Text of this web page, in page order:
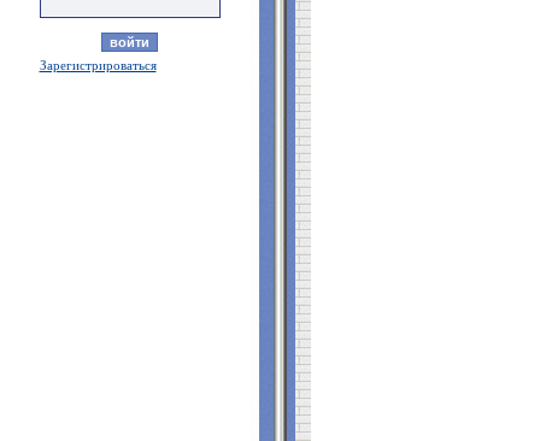
Зарегистрироваться